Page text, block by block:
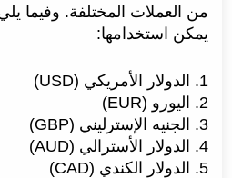
من العملات المختلفة. وفيما
يمكن استخدامها:
1. الدولار الأمريكي (USD)
2. اليورو (EUR)
3. الجنيه الإسترليني (GBP)
4. الدولار الأسترالي (AUD)
5. الدولار الكندي (CAD)